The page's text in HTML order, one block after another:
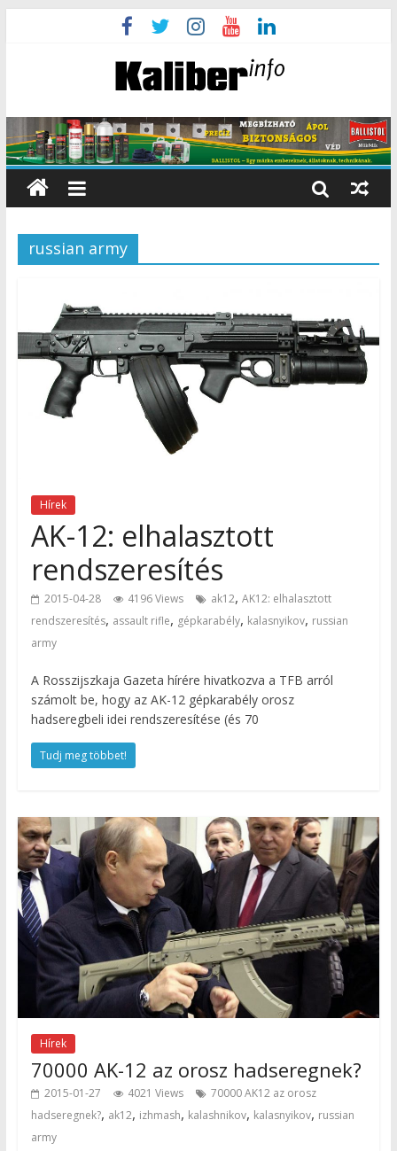
russian army
Hírek
AK-12: elhalasztott
rendszeresítés
2015-04-28 4196 Views ak12, AK12: elhalasztott
rendszeresítés, assault rifle, gépkarabély, kalasnyikov, russian
army
A Rosszijszkaja Gazeta hírére hivatkozva a TFB arról
számolt be, hogy az AK-12 gépkarabély orosz
hadseregbeli idei rendszeresítése (és 70
Tudj meg többet!
Hírek
70000 AK-12 az orosz hadseregnek?
2015-01-27 4021 Views
70000 AK12 az orosz
hadseregnek?, ak12, izhmash, kalashnikov, kalasnyikov, russian
army